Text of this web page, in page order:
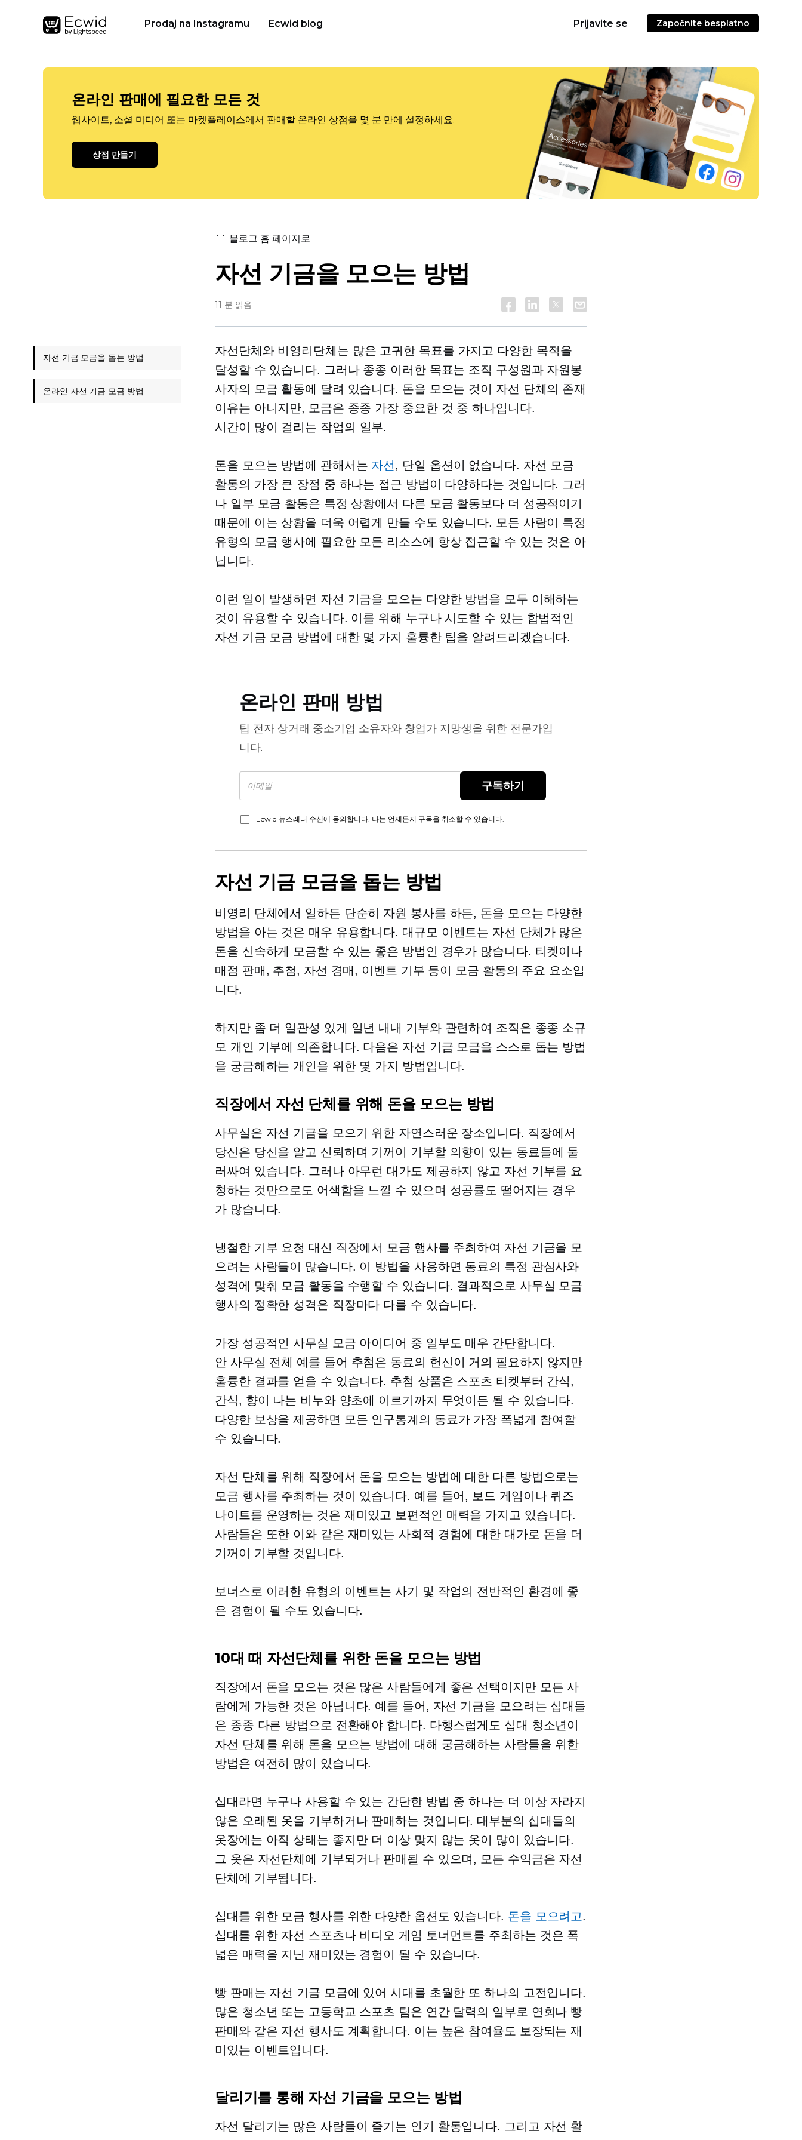
Prodaj na Instagramu Ecwid blog Prijavite se Započnite besplatno
온라인 판매에 필요한 모든 것
웹사이트, 소셜 미디어 또는 마켓플레이스에서 판매할 온라인 상점을 몇 분 만에 설정하세요.
상점 만들기
`` 블로그 홈 페이지로
자선 기금을 모으는 방법
11 분 읽음
자선단체와 비영리단체는 많은 고귀한 목표를 가지고 다양한 목적을
달성할 수 있습니다. 그러나 종종 이러한 목표는 조직 구성원과 자원봉
사자의 모금 활동에 달려 있습니다. 돈을 모으는 것이 자선 단체의 존재
이유는 아니지만, 모금은 종종 가장 중요한 것 중 하나입니다.
시간이 많이 걸리는 작업의 일부.
돈을 모으는 방법에 관해서는 자선, 단일 옵션이 없습니다. 자선 모금
활동의 가장 큰 장점 중 하나는 접근 방법이 다양하다는 것입니다. 그러
나 일부 모금 활동은 특정 상황에서 다른 모금 활동보다 더 성공적이기
때문에 이는 상황을 더욱 어렵게 만들 수도 있습니다. 모든 사람이 특정
유형의 모금 행사에 필요한 모든 리소스에 항상 접근할 수 있는 것은 아
닙니다.
이런 일이 발생하면 자선 기금을 모으는 다양한 방법을 모두 이해하는
것이 유용할 수 있습니다. 이를 위해 누구나 시도할 수 있는 합법적인
자선 기금 모금 방법에 대한 몇 가지 훌륭한 팁을 알려드리겠습니다.
온라인 판매 방법
팁 전자 상거래 중소기업 소유자와 창업가 지망생을 위한 전문가입
니다.
구독하기
Ecwid 뉴스레터 수신에 동의합니다. 나는 언제든지 구독을 취소할 수 있습니다.
자선 기금 모금을 돕는 방법
비영리 단체에서 일하든 단순히 자원 봉사를 하든, 돈을 모으는 다양한
방법을 아는 것은 매우 유용합니다. 대규모 이벤트는 자선 단체가 많은
돈을 신속하게 모금할 수 있는 좋은 방법인 경우가 많습니다. 티켓이나
매점 판매, 추첨, 자선 경매, 이벤트 기부 등이 모금 활동의 주요 요소입
니다.
하지만 좀 더 일관성 있게 일년 내내 기부와 관련하여 조직은 종종 소규
모 개인 기부에 의존합니다. 다음은 자선 기금 모금을 스스로 돕는 방법
을 궁금해하는 개인을 위한 몇 가지 방법입니다.
직장에서 자선 단체를 위해 돈을 모으는 방법
사무실은 자선 기금을 모으기 위한 자연스러운 장소입니다. 직장에서
당신은 당신을 알고 신뢰하며 기꺼이 기부할 의향이 있는 동료들에 둘
러싸여 있습니다. 그러나 아무런 대가도 제공하지 않고 자선 기부를 요
청하는 것만으로도 어색함을 느낄 수 있으며 성공률도 떨어지는 경우
가 많습니다.
냉철한 기부 요청 대신 직장에서 모금 행사를 주최하여 자선 기금을 모
으려는 사람들이 많습니다. 이 방법을 사용하면 동료의 특정 관심사와
성격에 맞춰 모금 활동을 수행할 수 있습니다. 결과적으로 사무실 모금
행사의 정확한 성격은 직장마다 다를 수 있습니다.
가장 성공적인 사무실 모금 아이디어 중 일부도 매우 간단합니다.
안 사무실 전체 예를 들어 추첨은 동료의 헌신이 거의 필요하지 않지만
훌륭한 결과를 얻을 수 있습니다. 추첨 상품은 스포츠 티켓부터 간식,
간식, 향이 나는 비누와 양초에 이르기까지 무엇이든 될 수 있습니다.
다양한 보상을 제공하면 모든 인구통계의 동료가 가장 폭넓게 참여할
수 있습니다.
자선 단체를 위해 직장에서 돈을 모으는 방법에 대한 다른 방법으로는
모금 행사를 주최하는 것이 있습니다. 예를 들어, 보드 게임이나 퀴즈
나이트를 운영하는 것은 재미있고 보편적인 매력을 가지고 있습니다.
사람들은 또한 이와 같은 재미있는 사회적 경험에 대한 대가로 돈을 더
기꺼이 기부할 것입니다.
보너스로 이러한 유형의 이벤트는 사기 및 작업의 전반적인 환경에 좋
은 경험이 될 수도 있습니다.
10대 때 자선단체를 위한 돈을 모으는 방법
직장에서 돈을 모으는 것은 많은 사람들에게 좋은 선택이지만 모든 사
람에게 가능한 것은 아닙니다. 예를 들어, 자선 기금을 모으려는 십대들
은 종종 다른 방법으로 전환해야 합니다. 다행스럽게도 십대 청소년이
자선 단체를 위해 돈을 모으는 방법에 대해 궁금해하는 사람들을 위한
방법은 여전히 ​​많이 있습니다.
십대라면 누구나 사용할 수 있는 간단한 방법 중 하나는 더 이상 자라지
않은 오래된 옷을 기부하거나 판매하는 것입니다. 대부분의 십대들의
옷장에는 아직 상태는 좋지만 더 이상 맞지 않는 옷이 많이 있습니다.
그 옷은 자선단체에 기부되거나 판매될 수 있으며, 모든 수익금은 자선
단체에 기부됩니다.
십대를 위한 모금 행사를 위한 다양한 옵션도 있습니다. 돈을 모으려고.
십대를 위한 자선 스포츠나 비디오 게임 토너먼트를 주최하는 것은 폭
넓은 매력을 지닌 재미있는 경험이 될 수 있습니다.
빵 판매는 자선 기금 모금에 있어 시대를 초월한 또 하나의 고전입니다.
많은 청소년 또는 고등학교 스포츠 팀은 연간 달력의 일부로 연회나 빵
판매와 같은 자선 행사도 계획합니다. 이는 높은 참여율도 보장되는 재
미있는 이벤트입니다.
달리기를 통해 자선 기금을 모으는 방법
자선 달리기는 많은 사람들이 즐기는 인기 활동입니다. 그리고 자선 활
자선 기금 모금을 돕는 방법
온라인 자선 기금 모금 방법